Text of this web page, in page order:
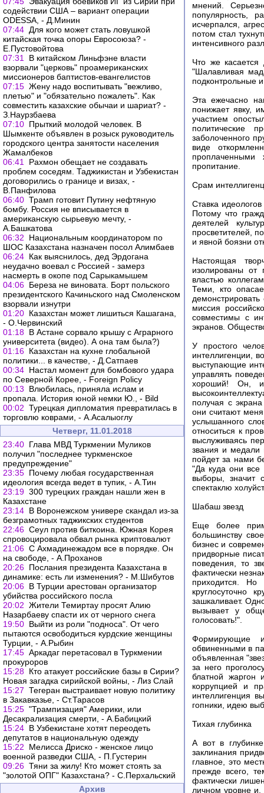
содействии США – вариант операции
ODESSA, - Д.Минин
07:44 Для кого может стать ловушкой
китайская точка опоры Евросоюза? -
Е.Пустовойтова
07:31
В китайском Линьфэне власти
взорвали "церковь" проамериканских
миссионеров баптистов-евангелистов
07:15 Жену надо воспитывать "вежливо,
плетью" и "обязательно пожалеть". Как
совместить казахские обычаи и шариат? -
З.Наурзбаева
07:10 Прыткий молодой человек. В
Шымкенте объявлен в розыск руководитель
городского центра занятости населения
Жамалбеков
06:41
Рахмон обещает не создавать
проблем соседям. Таджикистан и Узбекистан
договорились о границе и визах, -
В.Панфилова
06:40 Трамп готовит Путину нефтяную
бомбу. Россия не вписывается в
американскую сырьевую мечту, -
А.Башкатова
06:32
Национальным координатором по
ШОС Казахстана назначен посол Алимбаев
06:24 Как выяснилось, дед Эрдогана
неудачно воевал с Россией - замерз
насмерть в окопе под Сарыкамышем
04:06 Береза не виновата. Борт польского
президентского Качиньского над Смоленском
взорвали изнутри
01:20 Казахстан может лишиться Кашагана,
- О.Червинский
01:18 В Астане сорвало крышу с Аграрного
университета (видео). А она там была?)
01:16 Казахстан на кухне глобальной
политики... в качестве, - Д.Сатпаев
00:34 Настал момент для бомбового удара
по Северной Корее, - Foreign Policy
00:13
Влюбилась, приняла ислам и
пропала. История юной немки Ю., - Bild
00:02 Турецкая дипломатия превратилась в
торговлю коврами, - А.Асалыоглу
Четверг, 11.01.2018
23:40 Глава МВД Туркмении Муликов
получил "последнее туркменское
предупреждение"
23:35 Почему любая государственная
идеология всегда ведет в тупик, - А.Тин
23:19 300 турецких граждан нашли жен в
Казахстане
23:14 В Воронежском универе скандал из-за
безграмотных таджикских студентов
22:46 Сеул против биткоина. Южная Корея
спровоцировала обвал рынка криптовалют
21:06 С Ахмадинежадом все в порядке. Он
на свободе, - А.Проханов
20:26 Послания президента Казахстана в
динамике: есть ли изменения? - М.Шибутов
20:06 В Турции арестован организатор
убийства российского посла
20:02 Жители Темиртау просят Алию
Назарбаеву спасти их от черного снега
19:50 Выйти из роли "подноса". От чего
пытаются освободиться курдские женщины
Турции, - А.Рыбин
17:45 Аркадаг перетасовал в Туркмении
прокуроров
15:28 Кто атакует российские базы в Сирии?
Новая загадка сирийской войны, - Лиз Слай
15:27 Тегеран выстраивает новую политику
в Закавказье, - Ст.Тарасов
15:25 "Трампизация" Америки, или
Десакрализация смерти, - А.Бабицкий
15:24 В Узбекистане хотят переодеть
депутатов в национальную одежду
15:22
Мелисса Дриско - женское лицо
военной разведки США, - П.Густерин
09:26 Тяни за жилу! Кто может стоять за
"золотой ОПГ" Казахстана? - С.Перхальский
Архив
мнений.
популярность,
исчерпался,
потом стал
интенсивного
Что же касается
"Шалавливая
подконтрольные
Эта ежечасно
понижает явку,
участием
политические
заболоченного
виде
проплаченными
пропитание.
Срам
Ставка
Потому что
деятелей
просветителей,
и явной боязни
Настоящая
изолированы от
властью
Теми, кто
демонстрировать
миссия
совместимы с
экранов.
У простого
интеллигенции,
выступающие
управлять
хороший! Он,
получая с
они считают
услышанного
относиться к
выслуживаясь
звания и медали
пойдет за нами
"Да куда они все
выборы, значит
спектаклю
Шабаш звезд
Еще более
большинству
бизнес и
придворные
поведения, то
фактически
приходится. Но
круглосуточно
зашкаливает.
вызывает у
голосовать!".
Формирующие
обвиненными в
объявленная
за него
блатной жаргон
коррупцией и
интеллигенция
гопники, идею
Тихая глубинка
А вот в
заклинания
главное, это
прежде всего,
фактически
личном уровне и,